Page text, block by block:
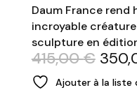
Daum France rend
incroyable
sculpture en
415,00€ Le
prix
Ajouter à la liste